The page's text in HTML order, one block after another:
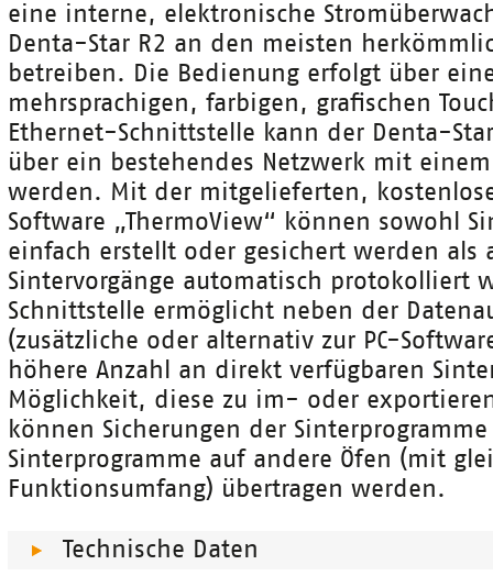
eine interne, elektronische
Denta-Star R2 an den meisten
betreiben. Die Bedienung erfolgt über
mehrsprachigen, farbigen, grafischen
Ethernet-Schnittstelle kann der Denta-
über ein bestehendes Netzwerk mit einem
werden. Mit der mitgelieferten,
Software „ThermoView“ können sowohl
einfach erstellt oder gesichert werden als
Sintervorgänge automatisch protokolliert
Schnittstelle ermöglicht neben der
(zusätzliche oder alternativ zur PC-
höhere Anzahl an direkt verfügbaren
Möglichkeit, diese zu im- oder
können Sicherungen der
Sinterprogramme auf andere Öfen (mit
Funktionsumfang) übertragen werden.
Technische Daten